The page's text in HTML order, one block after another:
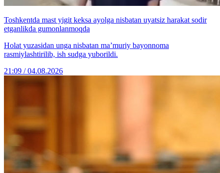
Toshkentda mast yigit keksa ayolga nisbatan uyatsiz harakat sodir
etganlikda gumonlanmoqda
Holat yuzasidan unga nisbatan ma’muriy bayonnoma
rasmiylashtirilib, ish sudga yuborildi.
21:09 / 04.08.2026